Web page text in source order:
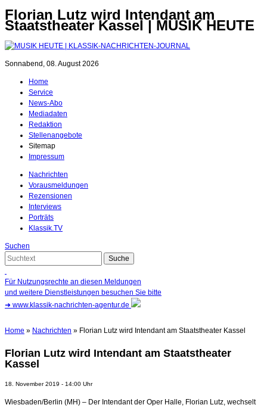
Florian Lutz wird Intendant am
Staatstheater Kassel | MUSIK HEUTE
Sonnabend, 08. August 2026
Home
Service
News-Abo
Mediadaten
Redaktion
Stellenangebote
Sitemap
Impressum
Nachrichten
Vorausmeldungen
Rezensionen
Interviews
Porträts
Klassik.TV
Suchen
Für Nutzungsrechte an diesen Meldungen
und weitere Dienstleistungen besuchen Sie bitte
➜ www.klassik-nachrichten-agentur.de
Home » Nachrichten » Florian Lutz wird Intendant am Staatstheater Kassel
Florian Lutz wird Intendant am Staatstheater
Kassel
18. November 2019 - 14:00 Uhr
Wiesbaden/Berlin (MH) – Der Intendant der Oper Halle, Florian Lutz, wechselt